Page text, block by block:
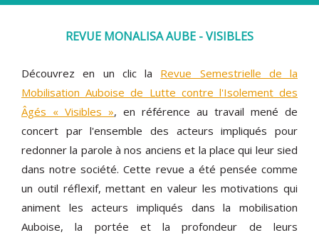
REVUE MONALISA AUBE - VISIBLES
Découvrez en un clic la Revue Semestrielle de la
Mobilisation Auboise de Lutte contre l'Isolement des
Âgés « Visibles », en référence au travail mené de
concert par l'ensemble des acteurs impliqués pour
redonner la parole à nos anciens et la place qui leur sied
dans notre société. Cette revue a été pensée comme
un outil réflexif, mettant en valeur les motivations qui
animent les acteurs impliqués dans la mobilisation
Auboise, la portée et la profondeur de leurs